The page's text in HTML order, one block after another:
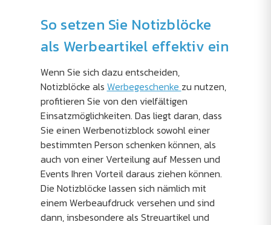
So setzen Sie Notizblöcke
als Werbeartikel effektiv ein
Wenn Sie sich dazu entscheiden,
Notizblöcke als Werbegeschenke zu nutzen,
profitieren Sie von den vielfältigen
Einsatzmöglichkeiten. Das liegt daran, dass
Sie einen Werbenotizblock sowohl einer
bestimmten Person schenken können, als
auch von einer Verteilung auf Messen und
Events Ihren Vorteil daraus ziehen können.
Die Notizblöcke lassen sich nämlich mit
einem Werbeaufdruck versehen und sind
dann, insbesondere als Streuartikel und